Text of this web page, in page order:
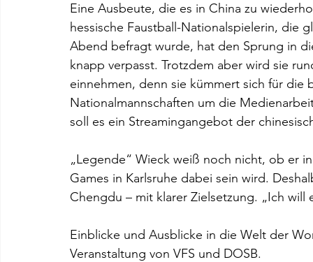
Eine Ausbeute, die es in China zu
hessische Faustball-Nationalspielerin, die
Abend befragt wurde, hat den Sprung in
knapp verpasst. Trotzdem aber wird sie
einnehmen, denn sie kümmert sich für die
Nationalmannschaften um die
soll es ein Streamingangebot der
„Legende“ Wieck weiß noch nicht, ob er
Games in Karlsruhe dabei sein wird.
Chengdu – mit klarer Zielsetzung. „Ich will
Einblicke und Ausblicke in die Welt der
Veranstaltung von VFS und DOSB.